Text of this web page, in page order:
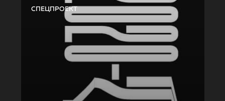
СПЕЦПРОЕКТ